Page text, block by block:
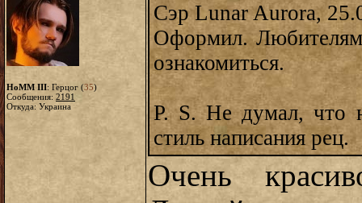
HoMM III: Герцог (35)
Сообщения: 2191
Откуда: Украина
Сэр Lunar Aurora,
Оформил.
ознакомиться.
P. S. Не думал, что
стиль написания рец.
Очень